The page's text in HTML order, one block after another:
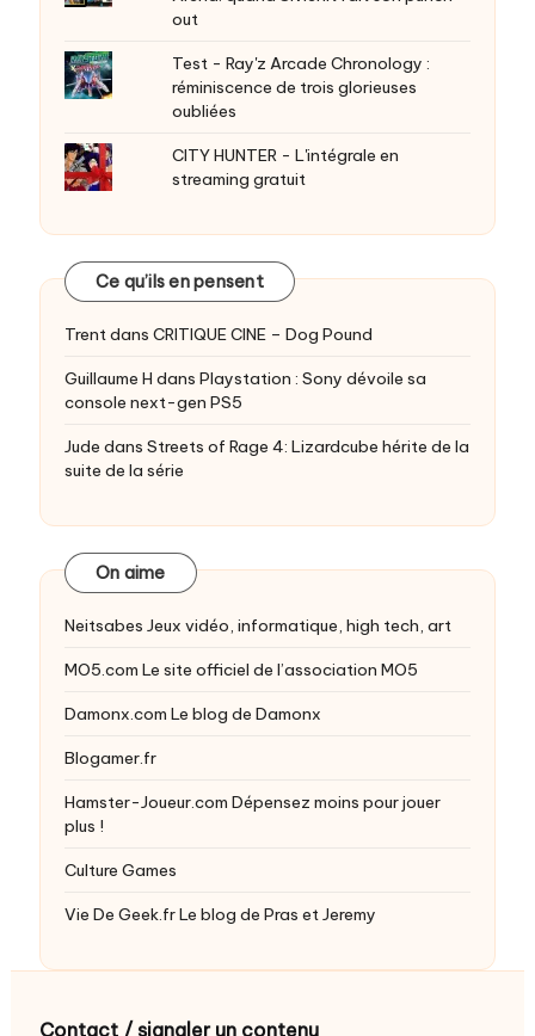
out
Test - Ray'z Arcade Chronology :
réminiscence de trois glorieuses
oubliées
CITY HUNTER - L'intégrale en
streaming gratuit
Ce qu’ils en pensent
Trentdans CRITIQUE CINE – Dog Pound
Guillaume H dans Playstation : Sony dévoile sa
console next-gen PS5
Jude dans Streets of Rage 4: Lizardcube hérite de la
suite de la série
On aime
Neitsabes Jeux vidéo, informatique, high tech, art
MO5.com Le site officiel de l’association MO5
Damonx.com Le blog de Damonx
Blogamer.fr
Hamster-Joueur.com Dépensez moins pour jouer
plus !
Culture Games
Vie De Geek.frLe blog de Pras et Jeremy
Contact / signaler un contenu